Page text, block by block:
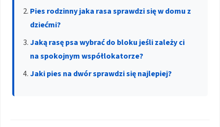
Pies rodzinny jaka rasa sprawdzi się w domu z
dziećmi?
Jaką rasę psa wybrać do bloku jeśli zależy ci
na spokojnym współlokatorze?
Jaki pies na dwór sprawdzi się najlepiej?